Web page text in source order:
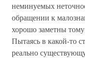
неминуемых
обращении к
хорошо заметны
Пытаясь в какой-то
реально